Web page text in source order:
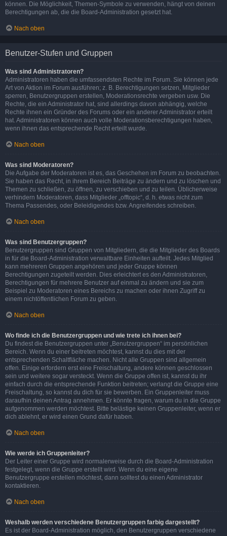
können. Die Möglichkeit, Themen-Symbole zu verwenden, hängt von deinen
Berechtigungen ab, die die Board-Administration gesetzt hat.
Nach oben
Benutzer-Stufen und Gruppen
Was sind Administratoren?
Administratoren haben die umfassendsten Rechte im Forum. Sie können jede
Art von Aktion im Forum ausführen; z. B. Berechtigungen setzen, Mitglieder
sperren, Benutzergruppen erstellen, Moderationsrechte vergeben usw. Die
Rechte, die ein Administrator hat, sind allerdings davon abhängig, welche
Rechte ihnen ein Gründer des Forums oder ein anderer Administrator erteilt
hat. Administratoren können auch volle Moderationsberechtigungen haben,
wenn ihnen das entsprechende Recht erteilt wurde.
Nach oben
Was sind Moderatoren?
Die Aufgabe der Moderatoren ist es, das Geschehen im Forum zu beobachten.
Sie haben das Recht, in ihrem Bereich Beiträge zu ändern und zu löschen und
Themen zu schließen, zu öffnen, zu verschieben und zu teilen. Üblicherweise
verhindern Moderatoren, dass Mitglieder „offtopic“, d. h. etwas nicht zum
Thema Passendes, oder Beleidigendes bzw. Angreifendes schreiben.
Nach oben
Was sind Benutzergruppen?
Benutzergruppen sind Gruppen von Mitgliedern, die die Mitglieder des Boards
in für die Board-Administration verwaltbare Einheiten aufteilt. Jedes Mitglied
kann mehreren Gruppen angehören und jeder Gruppe können
Berechtigungen zugeteilt werden. Dies erleichtert es den Administratoren,
Berechtigungen für mehrere Benutzer auf einmal zu ändern und sie zum
Beispiel zu Moderatoren eines Bereichs zu machen oder ihnen Zugriff zu
einem nichtöffentlichen Forum zu geben.
Nach oben
Wo finde ich die Benutzergruppen und wie trete ich ihnen bei?
Du findest die Benutzergruppen unter „Benutzergruppen“ im persönlichen
Bereich. Wenn du einer beitreten möchtest, kannst du dies mit der
entsprechenden Schaltfläche machen. Nicht alle Gruppen sind allgemein
offen. Einige erfordern erst eine Freischaltung, andere können geschlossen
sein und weitere sogar versteckt. Wenn die Gruppe offen ist, kannst du ihr
einfach durch die entsprechende Funktion beitreten; verlangt die Gruppe eine
Freischaltung, so kannst du dich für sie bewerben. Ein Gruppenleiter muss
daraufhin deinen Antrag annehmen. Er könnte fragen, warum du in die Gruppe
aufgenommen werden möchtest. Bitte belästige keinen Gruppenleiter, wenn er
dich ablehnt, er wird einen Grund dafür haben.
Nach oben
Wie werde ich Gruppenleiter?
Der Leiter einer Gruppe wird normalerweise durch die Board-Administration
festgelegt, wenn die Gruppe erstellt wird. Wenn du eine eigene
Benutzergruppe erstellen möchtest, dann solltest du einen Administrator
kontaktieren.
Nach oben
Weshalb werden verschiedene Benutzergruppen farbig dargestellt?
Es ist der Board-Administration möglich, den Benutzergruppen verschiedene